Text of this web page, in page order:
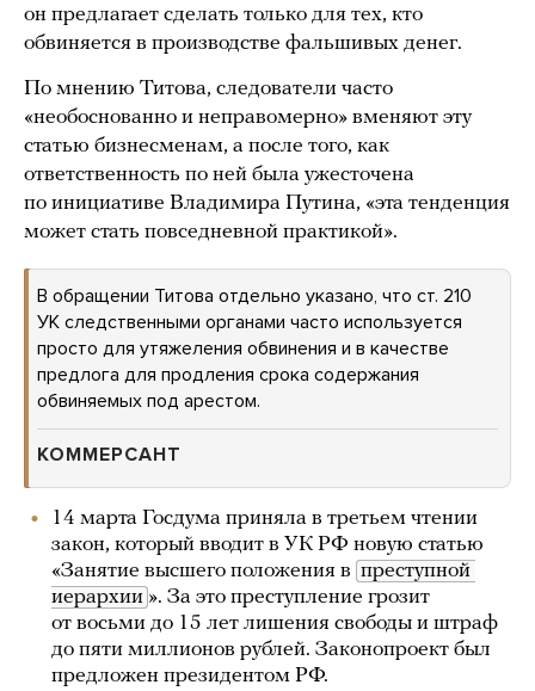
он предлагает сделать только для тех, кто
обвиняется в производстве фальшивых денег.
По мнению Титова, следователи часто
«необоснованно и неправомерно» вменяют эту
статью бизнесменам, а после того, как
ответственность по ней была ужесточена
по инициативе Владимира Путина, «эта тенденция
может стать повседневной практикой».
В обращении Титова отдельно указано, что ст. 210
УК следственными органами часто используется
просто для утяжеления обвинения и в качестве
предлога для продления срока содержания
обвиняемых под арестом.
КОММЕРСАНТ
14 марта Госдума приняла в третьем чтении
закон, который вводит в УК РФ новую статью
«Занятие высшего положения в преступной
иерархии ». За это преступление грозит
от восьми до 15 лет лишения свободы и штраф
до пяти миллионов рублей. Законопроект был
предложен президентом РФ.